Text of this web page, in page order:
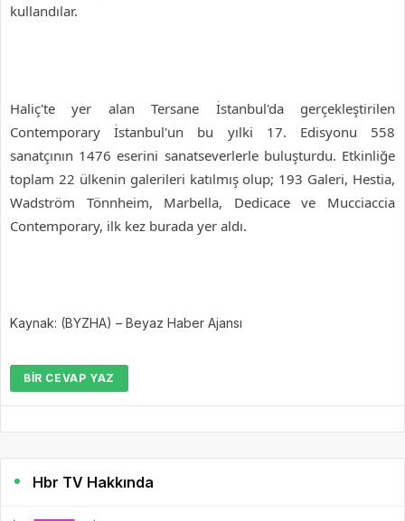
kullandılar.
Haliç'te yer alan Tersane İstanbul'da gerçekleştirilen
Contemporary İstanbul'un bu yılki 17. Edisyonu 558
sanatçının 1476 eserini sanatseverlerle buluşturdu. Etkinliğe
toplam 22 ülkenin galerileri katılmış olup; 193 Galeri, Hestia,
Wadström Tönnheim, Marbella, Dedicace ve Mucciaccia
Contemporary, ilk kez burada yer aldı.
Kaynak: (BYZHA) – Beyaz Haber Ajansı
BIR CEVAP YAZ
Hbr TV Hakkında